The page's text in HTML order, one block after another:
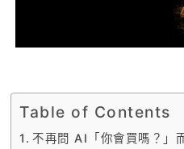
Table of Contents
不再問 AI「你會買嗎？」